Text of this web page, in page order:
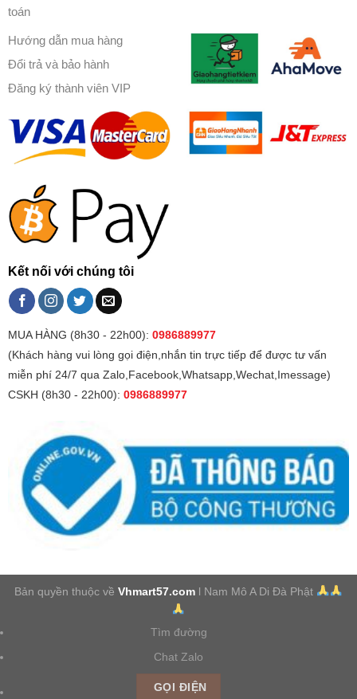
toán
Hướng dẫn mua hàng
Đổi trả và bảo hành
Đăng ký thành viên VIP
Kết nối với chúng tôi
MUA HÀNG (8h30 - 22h00): 0986889977
(Khách hàng vui lòng gọi điện,nhắn tin trực tiếp để được tư vấn
miễn phí 24/7 qua Zalo,Facebook,Whatsapp,Wechat,Imessage)
CSKH (8h30 - 22h00): 0986889977
Bản quyền thuộc vềVhmart57.com l Nam Mô A Di Đà Phật
Tìm đường
Chat Zalo
GỌI ĐIỆN